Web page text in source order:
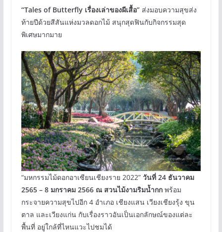
“Tales of Butterfly เรื่องเล่าของผีเสื้อ”ส่งมอบความสุขส่ง
ท้ายปีด้วยสีสันแห่งมวลดอกไม้ สนุกสุดฟินกับกิจกรรมสุด
พิเศษมากมาย
“มหกรรมไม้ดอกอาเซียนเชียงราย 2022” วันที่ 24 ธันวาคม
2565 – 8 มกราคม 2566 ณ สวนไม้งามริมน้ำกก พร้อม
กระจายความสุขไปอีก 4 อำเภอ เชียงแสน เวียงเชียงรุ้ง ขุน
ตาล และเวียงแก่น กับเรื่องราวอันเป็นเอกลักษณ์ของแต่ละ
พื้นที่ อยู่ใกล้ที่ไหนแวะไปชมได้